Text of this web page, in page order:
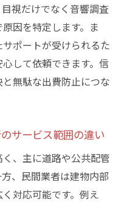
視だけでなく音響調査
因を特定します。ま
ポートが受けられるた
して依頼できます。信
無駄な出費防止につな
サービス範囲の違い
、主に道路や公共配管
、民間業者は建物内部
対応可能です。例え